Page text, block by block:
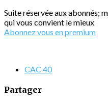
Suite réservée aux abonnés;
qui vous convient le mieux
Abonnez vous en premium
CAC 40
Partager